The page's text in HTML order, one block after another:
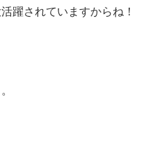
躍されていますからね！